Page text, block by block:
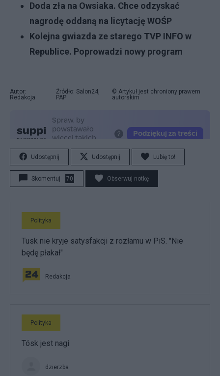
Doda zła na Owsiaka. Chce odzyskać
nagrodę oddaną na licytację WOŚP
Kolejna gwiazda ze starego TVP INFO w
Republice. Poprowadzi nowy program
Autor:
Redakcja
Źródło: Salon24,
PAP
© Artykuł jest chroniony prawem
autorskim
Udostępnij Udostępnij Lubię to!
Skomentuj 70 Obserwuj notkę
Polityka
Tusk nie kryje satysfakcji z rozłamu w PiS. "Nie
będę płakał"
Redakcja
Polityka
Tósk jest nagi
dzierzba